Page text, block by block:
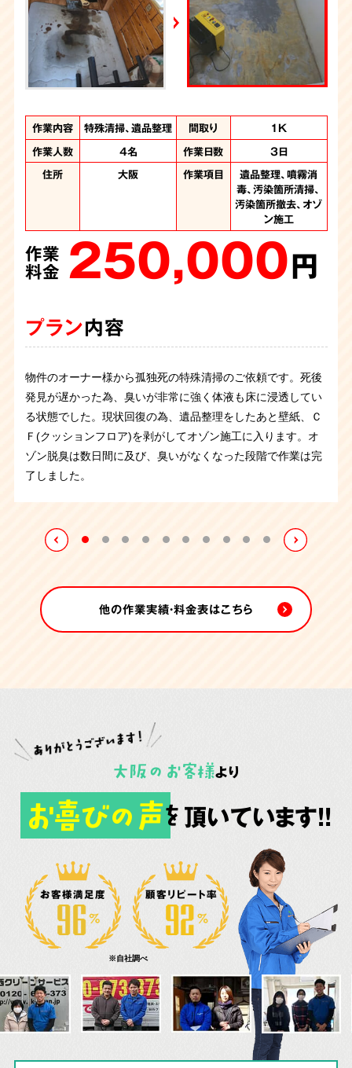
2026年6月27日放送
ABEMA SPECIAL
2026年6月12日放送
FRIDAY-フライデー
作業内容 特殊清掃、遺品整理 間取り
1K
作業人数
4名 作業日数
3日
住所
大阪 作業項目
遺品整理、噴霧消
毒、汚染箇所清掃、
汚染箇所撤去、オゾ
ン施工
作業
料金 250,000円
プラン内容
物件のオーナー様から孤独死の特殊清掃のご依頼です。死後
発見が遅かった為、臭いが非常に強く体液も床に浸透してい
る状態でした。現状回復の為、遺品整理をしたあと壁紙、Ｃ
Ｆ(クッションフロア)を剥がしてオゾン施工に入ります。オ
ゾン脱臭は数日間に及び、臭いがなくなった段階で作業は完
了しました。
作業内容 特殊清掃、遺品整理 間取り
1K
作業人数
3人 作業日数
1日
住所
大阪 作業項目
遺品整理、噴霧消
毒、汚染箇所清掃
料金 150,000円
物件の管理会社様から特殊清掃のご依頼を承りました。ユニ
っていました。薬剤などを使用し体液を除去していきます。
ご遺品の量は比較的少なく約3時間の作業で完了いたしまし
た。
作業内容 遺品整理、特殊清掃 間取り
1DK
作業人数
3名 作業日数
1日
住所
大阪府 作業項目
遺品整理、噴霧消
毒、汚染箇所清掃、
汚染箇所撤去
作業
料金 220,000円
プラン 内容
頼でした。ゴミが山積みになっており、死臭も残って害虫が
発生した状態でした。そんな中でも仕分け作業、搬出、特殊
清掃まで順に作業を進めていき、6時間程で作業が完了致し
ました。
作業内容 特殊清掃、遺品整理 間取り
2K
作業人数
3名 作業日数
1日
住所
大阪 作業項目
遺品整理、噴霧消
毒、汚染箇所清掃、
汚染箇所撤去
作業
料金 130,000円
プラン 内容
わずかに染み込んだ畳を撤去すると、幸いにも下地には及ん
でいなかったためほぼ元の状態に回復することができまし
た。作業前と作業後には噴霧消毒を行いました。
作業内容 特殊清掃、遺品整理 間取り
2DK
作業人数
5名 作業日数
1日
住所
大阪 作業項目
遺品整理、噴霧消
毒、汚染箇所清掃、
汚染箇所撤去
作業
料金 230,000円
プラン 内容
るような格好で発見され、正座の状態だったそうです。大切
にされていたと思われるフィギアが沢山飾られており、丁寧
に整理させていただたきました。体液が染みついた畳は全て
撤去し、噴霧消毒を行って作業終了です。
作業内容 特殊清掃、遺品整理 間取り
2K
作業人数
4名 作業日数
1日
住所
大阪 作業項目
噴霧消毒、汚染箇所
清掃、汚染箇所撤
去、遺品整理
作業
料金 230,000円
プラン 内容
わずかにある程度です。体液が畳に染みついた畳を撤去する
と臭いがなくなり、作業後、消臭剤の噴霧にて作業終了いた
しました。
作業内容 特殊清掃、遺品整理 間取り
1K
作業人数
3人 作業日数
4日
住所
大阪 作業項目
噴霧消毒、汚染箇所
清掃、汚染箇所撤
去、汚染箇所解体、
オゾン施工、内装工
事、遺品整理
作業
料金 480,000円
プラン内容
大阪府にあるマンション管理会社さまからの孤独死の特殊清
掃のご依頼です。臭いが非常に強く、マンションの入居者の
方にも影響が出ていたため緊急の対応が必要でした。すぐさ
ま状況を把握し作業を行いました。現場にはハエが大量発
生。臭いが床や壁紙に染みついているので、汚染している箇
ただきました。
作業内容 特殊清掃、遺品整理 間取り
1K
作業人数
4名 作業日数
1日
住所
大阪 作業項目
遺品整理、大量のゴ
ミの撤去、噴霧消
毒、汚染箇所清掃
作業
料金 165,000円
プラン 内容
そうですが、大量のゴミを溜め込んだ部屋でお亡くなりにな
っていました。作業をしていると、ゴミではなく排泄物が入
った袋が大量に出てきたので故人さまは精神的な問題を抱え
ておられたのかもしれません。管理会社様も手に負えずお困
りのようでしたので、無事に作業を完了できてよかったで
す。
作業内容
特殊清掃、不用品回
収
間取り 3LDK
作業人数 3名 作業時間
6時間
噴霧消毒、汚染物の
撤去、汚染か所清
掃、不用品回収
作業
料金 140,000円
プラン内容
病気を患っていたお住まいの方が部屋やトイレを汚してしま
って手に負えないと、ご親族から依頼がございました。ご不
用になるお品物と傷んでしまった畳を撤去し、排せつ物など
で汚れた箇所は専門のノウハウで徹底的に清掃いたしまし
た。
作業内容 遺品整理、特殊清掃 間取り
2K
作業人数
4名 作業日数
6時間
住所
作業項目
遺品整理、噴霧消
毒、汚染箇所清掃、
汚染箇所撤去
作業
料金 187,000円
プラン 内容
生していました。異臭が立ち込める中、汚染物を撤去し、室
内を空っぽにします。同時にクリーニングも進め、一日で元
の状態を取り戻すことができました。
他の作業実績・料金表はこちら
大阪 の お客様より
お喜びの声を 頂いています!!
お客様満足度 顧客リピート率
※自社調べ